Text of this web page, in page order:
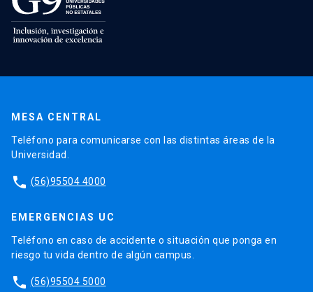
MESA CENTRAL
Teléfono para comunicarse con las distintas áreas de la
Universidad.
phone (56)95504 4000
EMERGENCIAS UC
Teléfono en caso de accidente o situación que ponga en
riesgo tu vida dentro de algún campus.
phone (56)95504 5000